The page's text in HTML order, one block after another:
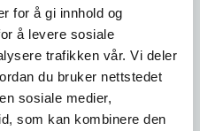
for å gi innhold og
å levere sosiale
trafikken vår. Vi deler
du bruker nettstedet
sosiale medier,
som kan kombinere den